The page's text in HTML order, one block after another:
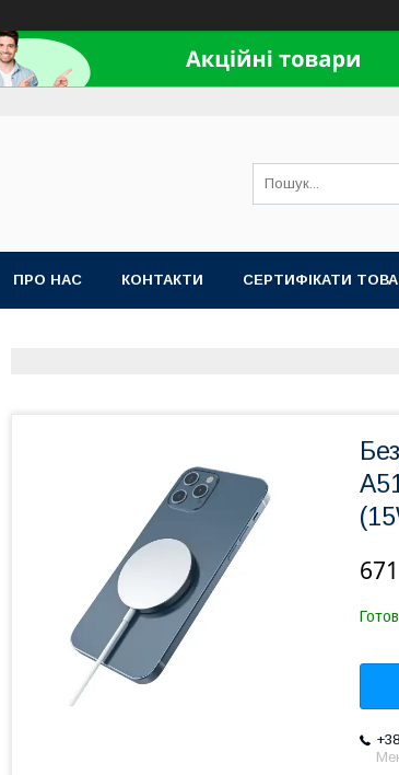
ПРО НАС КОНТАКТИ СЕРТИФІКАТИ